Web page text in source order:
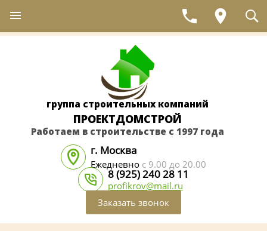
группа строительных компаний
ПРОЕКТДОМСТРОЙ
Работаем в строительстве с 1997 года
г. Москва
Ежедневно с 9.00 до 20.00
8 (925) 240 28 11
profikrov@mail.ru
Заказать звонок